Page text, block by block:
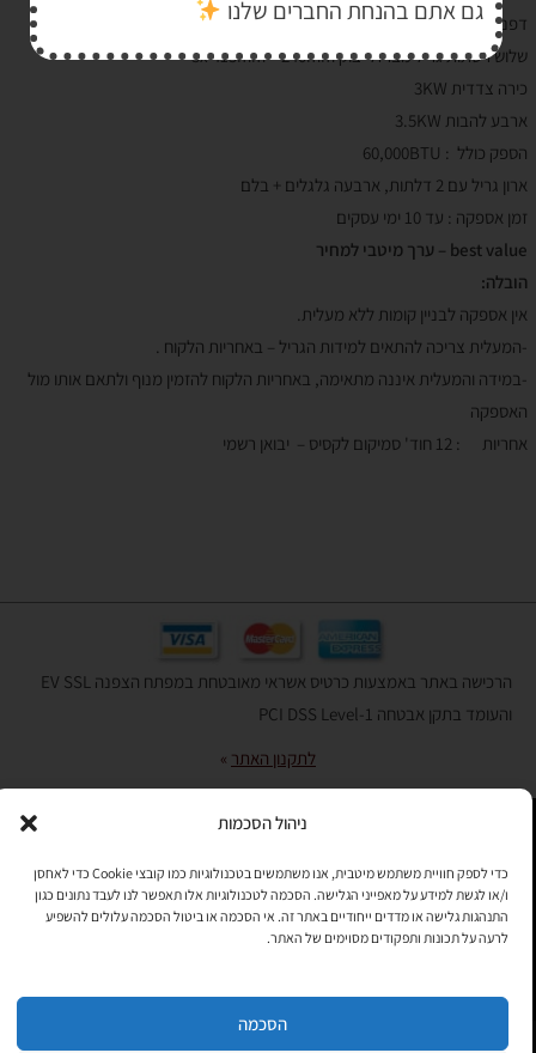
ניהול הסכמות
כדי לספק חוויית משתמש מיטבית, אנו משתמשים בטכנולוגיות כמו קובצי Cookie כדי לאחסן
ו/או לגשת למידע על מאפייני הגלישה. הסכמה לטכנולוגיות אלו תאפשר לנו לעבד נתונים כגון
התנהגות גלישה או מדדים ייחודיים באתר זה. אי הסכמה או ביטול הסכמה עלולים להשפיע
לרעה על תכונות ותפקודים מסוימים של האתר.
הסכמה
דפנות שחורות, מד טמפרטורה, לוח הפעלה נירוסטה, שני מדפי צד
שלוש רשתות גריל מברזל יצוק 3x 415mm × 240mm
כירה צדדית 3KW
ארבע להבות 3.5KW
הספק כולל : 60,000BTU
ארון גריל עם 2 דלתות, ארבעה גלגלים + בלם
זמן אספקה : עד 10 ימי עסקים
best value – ערך מיטבי למחיר
הובלה:
אין אספקה לבניין קומות ללא מעלית.
-המעלית צריכה להתאים למידות הגריל – באחריות הלקוח .
-במידה והמעלית איננה מתאימה, באחריות הלקוח להזמין מנוף ולתאם אותו מול
האספקה
אחריות : 12 חוד' סמיקום לקסיס – יבואן רשמי
הרכישה באתר באמצעות כרטיס אשראי מאובטחת במפתח הצפנה EV SSL
והעומד בתקן אבטחה PCI DSS Level-1
לתקנון האתר»
תהיו בקשר
רוצים לקבל מידי פעם מידע? מקסימום פעם בחודש. בלי פרסומות ובלי
להטריד. רק טיפים לשימושכם, מידע על דברים חדשים בחנות, מבצעים
וכדומה. מוזמנים להקליד את כתובת המייל שלכם:
Copyright © All rights ReservedJEPPETO 2020
גם אתם בהנחת החברים שלנו